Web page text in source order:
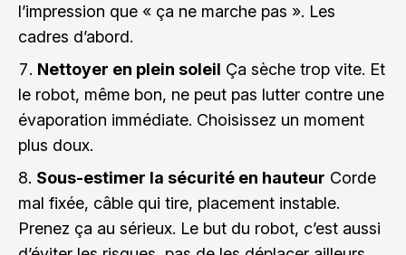
l’impression que « ça ne marche pas ». Les
cadres d’abord.
Nettoyer en plein soleil Ça sèche trop vite. Et
le robot, même bon, ne peut pas lutter contre une
évaporation immédiate. Choisissez un moment
plus doux.
Sous-estimer la sécurité en hauteur Corde
mal fixée, câble qui tire, placement instable.
Prenez ça au sérieux. Le but du robot, c’est aussi